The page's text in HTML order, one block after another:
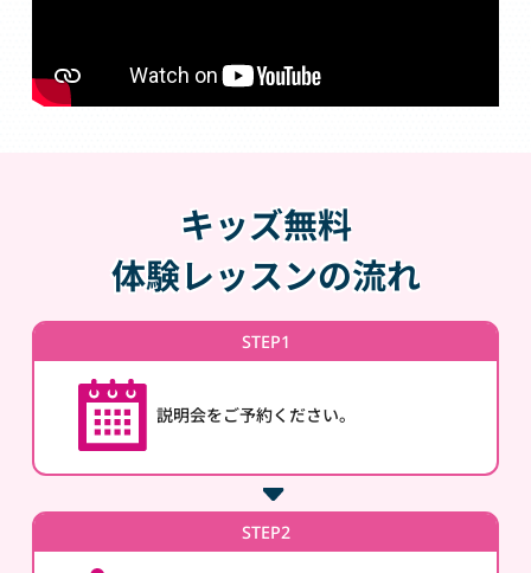
キッズ無料
体験レッスンの流れ
STEP1
説明会をご予約ください。
STEP2